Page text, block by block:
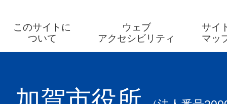
このサイトに
ついて
ウェブ
アクセシビリティ
サイ
マッ